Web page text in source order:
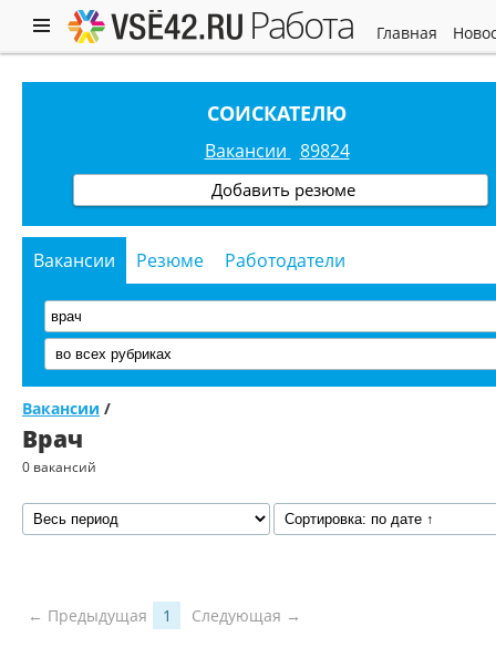
работа главная
СОИСКАТЕЛЮ
Вакансии 89824
Добавить резюме
Вакансии Резюме Работодатели
Вакансии /
Врач
0 вакансий
← Предыдущая 1 Следующая →